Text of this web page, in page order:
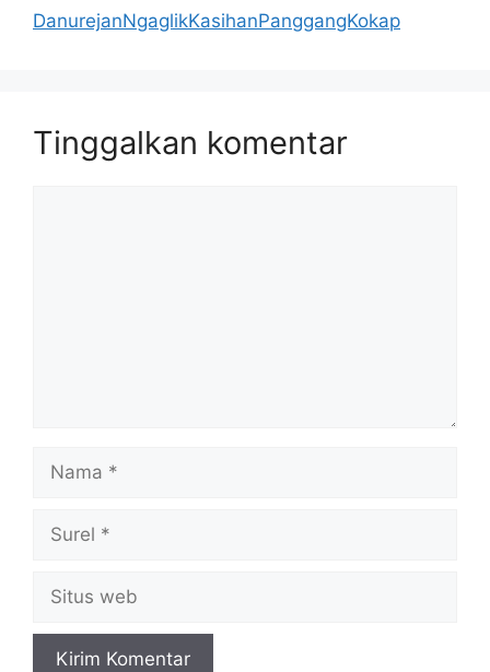
DanurejanNgaglikKasihanPanggangKokap
Tinggalkan komentar
web